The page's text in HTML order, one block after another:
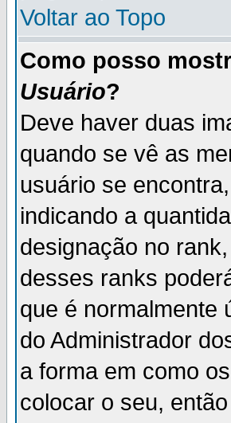
Voltar ao Topo
Como posso
Usuário?
Deve haver duas
quando se vê as
usuário se
indicando a
designação no
desses ranks
que é normalmente
do Administrador
a forma em como
colocar o seu,